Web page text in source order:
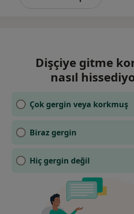
Dişçiye gitme
nasıl
Çok gergin veya korkmuş
Biraz gergin
Hiç gergin değil